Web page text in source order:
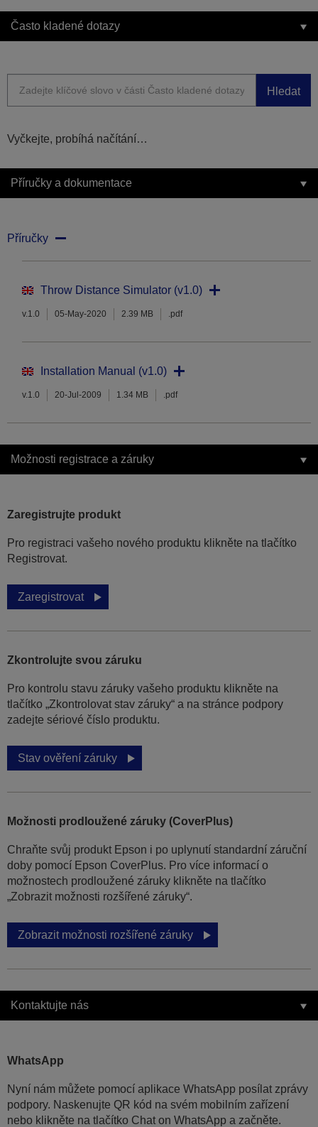
Často kladené dotazy
Hledat
Vyčkejte, probíhá načítání…
Příručky a dokumentace
Příručky
Throw Distance Simulator (v1.0)
v.1.0 05-May-2020 2.39 MB .pdf
Installation Manual (v1.0)
v.1.0 20-Jul-2009 1.34 MB .pdf
Možnosti registrace a záruky
Zaregistrujte produkt
Pro registraci vašeho nového produktu klikněte na tlačítko
Registrovat.
Zaregistrovat
Zkontrolujte svou záruku
Pro kontrolu stavu záruky vašeho produktu klikněte na
tlačítko „Zkontrolovat stav záruky“ a na stránce podpory
zadejte sériové číslo produktu.
Stav ověření záruky
Možnosti prodloužené záruky (CoverPlus)
Chraňte svůj produkt Epson i po uplynutí standardní záruční
doby pomocí Epson CoverPlus. Pro více informací o
možnostech prodloužené záruky klikněte na tlačítko
„Zobrazit možnosti rozšířené záruky“.
Zobrazit možnosti rozšířené záruky
Kontaktujte nás
WhatsApp
Nyní nám můžete pomocí aplikace WhatsApp posílat zprávy
podpory. Naskenujte QR kód na svém mobilním zařízení
nebo klikněte na tlačítko Chat on WhatsApp a začněte.